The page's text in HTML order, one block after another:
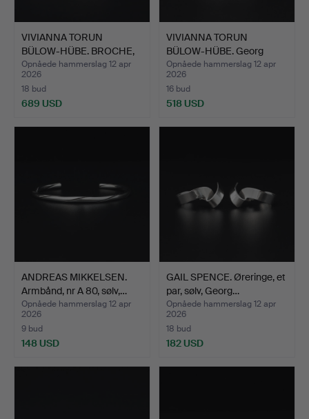
VIVIANNA TORUN
BÜLOW-HÜBE. BROCHE,
nr 384,…
Opnåede hammerslag 12 apr
2026
18 bud
689 USD
VIVIANNA TORUN
BÜLOW-HÜBE. Georg
Jensen, „…
Opnåede hammerslag 12 apr
2026
16 bud
518 USD
ANDREAS MIKKELSEN.
Armbånd, nr A 80, sølv,…
Opnåede hammerslag 12 apr
2026
9 bud
148 USD
GAIL SPENCE. Øreringe, et
par, sølv, Georg…
Opnåede hammerslag 12 apr
2026
18 bud
182 USD